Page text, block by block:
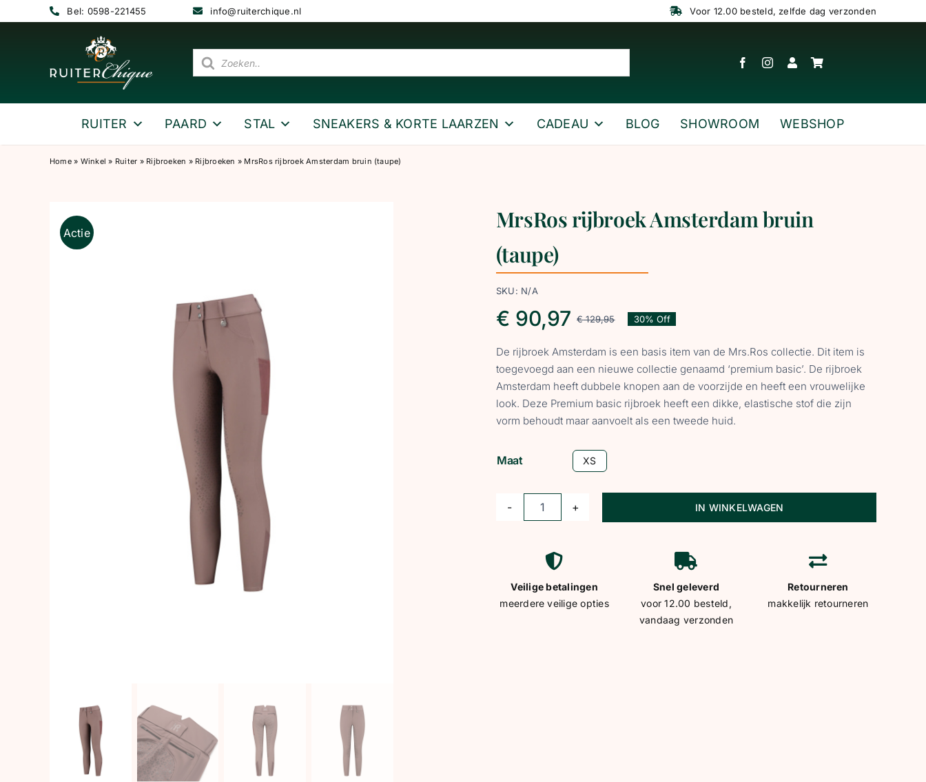
Bel: 0598-221455 info@ruiterchique.nl Voor 12.00 besteld, zelfde dag verzonden
Producten
zoeken
RUITER PAARD STAL SNEAKERS & KORTE LAARZEN CADEAU BLOG SHOWROOM WEBSHOP
Home» Winkel » Ruiter » Rijbroeken » Rijbroeken » MrsRos rijbroek Amsterdam bruin (taupe)
Actie
MrsRos rijbroek Amsterdam bruin
(taupe)
SKU: N/A
€129,95
prijs
was:
€ 90,97
prijs
is:
30% Off
De rijbroek Amsterdam is een basis item van de Mrs.Ros collectie. Dit item is
toegevoegd aan een nieuwe collectie genaamd ‘premium basic’. De rijbroek
Amsterdam heeft dubbele knopen aan de voorzijde en heeft een vrouwelijke
look. Deze Premium basic rijbroek heeft een dikke, elastische stof die zijn
vorm behoudt maar aanvoelt als een tweede huid.
Maat XS
MrsRos
Amsterdam
bruin
(taupe)
aantal
IN WINKELWAGEN
Veilige betalingen
meerdere veilige opties
Snel geleverd
voor 12.00 besteld,
vandaag verzonden
Retourneren
makkelijk retourneren